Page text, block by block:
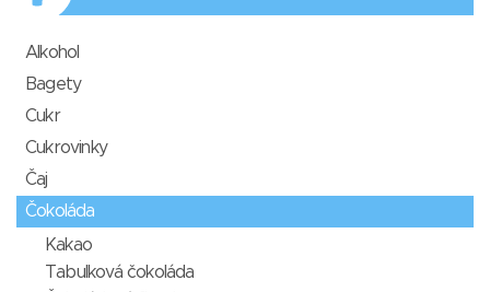
Alkohol
Bagety
Cukr
Cukrovinky
Čaj
Čokoláda
Kakao
Tabulková čokoláda